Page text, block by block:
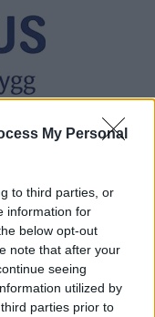
My Personal
to third parties, or
information for
below opt-out
note that after your
seeing
utilized by
parties prior to